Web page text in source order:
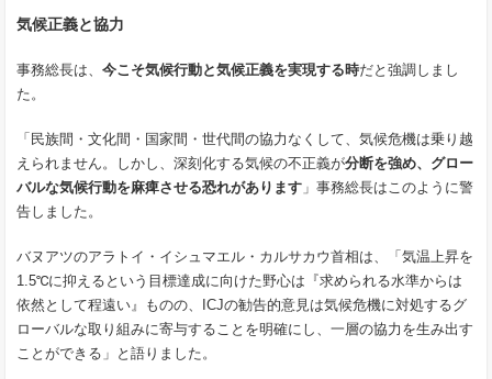
気候正義と協力
事務総長は、 今こそ気候行動と気候正義を実現する時だと強調しまし
た。
「民族間・文化間・国家間・世代間の協力なくして、気候危機は乗り越
えられません。しかし、深刻化する気候の不正義が分断を強め、グロー
バルな気候行動を麻痺させる恐れがあります 」事務総長はこのように警
告しました。
バヌアツのアラトイ・イシュマエル・カルサカウ首相は、「気温上昇を
1.5℃に抑えるという目標達成に向けた野心は『求められる水準からは
依然として程遠い』ものの、ICJの勧告的意見は気候危機に対処するグ
ローバルな取り組みに寄与することを明確にし、一層の協力を生み出す
ことができる」と語りました。